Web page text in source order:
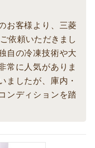
お客様より、三菱
依頼いただきまし
自の冷凍技術や大
常に人気がありま
ましたが、庫内・
ンディションを踏